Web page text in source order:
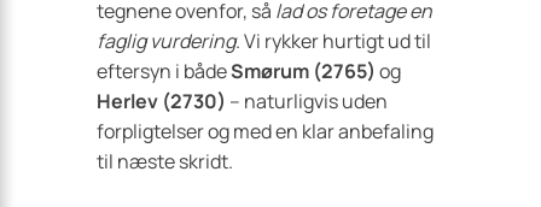
tegnene ovenfor, så lad os foretage en
faglig vurdering. Vi rykker hurtigt ud til
eftersyn i bådeSmørum (2765) og
Herlev (2730) – naturligvis uden
forpligtelser og med en klar anbefaling
til næste skridt.